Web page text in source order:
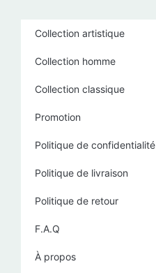
Collection artistique
Collection homme
Collection classique
Promotion
Politique de confidentialité
Politique de livraison
Politique de retour
F.A.Q
À propos